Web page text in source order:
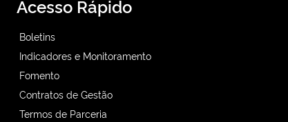
Acesso Rápido
Boletins
Indicadores e Monitoramento
Fomento
Contratos de Gestão
Termos de Parceria